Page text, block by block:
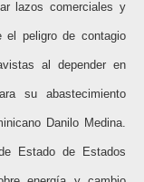
lazos comerciales y
el peligro de contagio
al depender en
su abastecimiento
Danilo Medina.
Estado de Estados